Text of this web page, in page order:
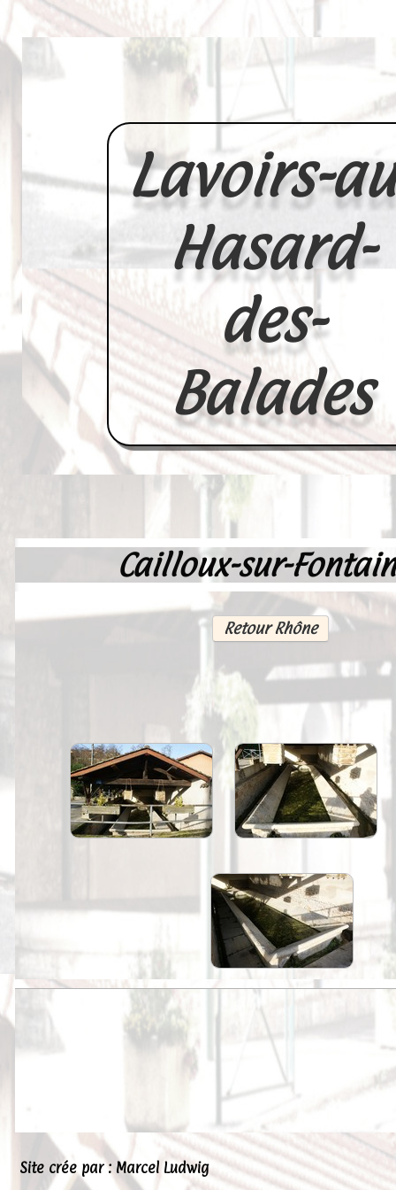
Lavoirs-
Hasard-
des-
Balades
Accueil
Videos--Lavoirs
Un Peu d'Histoire
Outils-des-Lavandières
Cartes Postales-Anciennes et
Peintures
Presse
Cailloux-sur-
Retour Rhône
Site crée par : Marcel Ludwig